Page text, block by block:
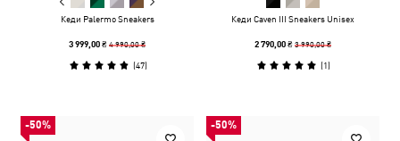
Кеди Palermo Sneakers
3 999,00 ₴4 990,00 ₴
(47)
Кеди Caven III Sneakers Unisex
2 790,00 ₴3 990,00 ₴
(1)
-50% -50%